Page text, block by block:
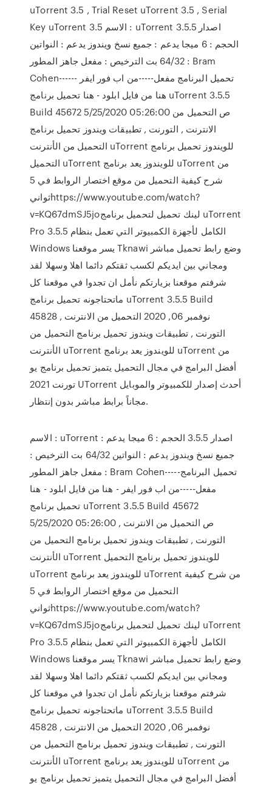
uTorrent 3.5 , Trial Reset uTorrent 3.5 , Serial
Key uTorrent 3.5 الاسم : uTorrent اصدار 3.5.5
الحجم : 6 ميجا يدعم : جميع نسخ ويندوز يدعم : النواتين
64/32 بت الترخيص : مفعل جاهز المطور : Bram
Cohen-----تحميل البرنامج مفعل-----من اب فور ايفر -
هنا من فايل ابلود - هنا تحميل برنامج uTorrent 3.5.5
Build 45672 5/25/2020 05:26:00 ص التحميل من
الانترنت , التورنت , تطبيقات ويندوز تحميل برنامج
التحميل من الأنترنت uTorrent للويندوز تحميل برنامج
التحميل uTorrent للويندوز يعد برنامج uTorrent من
شرح كيفية التحميل من موقع اختصار الروابط في 5
ثوانيhttps://www.youtube.com/watch?
v=KQ67dmSJ5joلينك تحميل لتحميل برنامج uTorrent
Pro 3.5.5 الكامل لأجهزة الكمبيوتر التي تعمل بنظام
Windows يسر موقعنا Tknawi وضع رابط تحميل مباشر
ومجاني بين ايديكم لكسب ثقتكم دائما اهلا وسهلا لقد
شرفتم موقعنا بزيارتكم نأمل ان تجدوا في موقعنا كل
ماتحتاجونه تحميل برنامج uTorrent 3.5.5 Build
45828 نوفمبر 06, 2020 التحميل من الانترنت ,
التورنت , تطبيقات ويندوز تحميل برنامج التحميل من
الأنترنت uTorrent للويندوز يعد برنامج uTorrent من
أفضل البرامج في مجال التحميل يتميز تحميل برنامج يو
تورنت 2021 UTorrent أحدث إصدار للكمبيوتر والموبايل
مجاناً برابط مباشر بدون إنتظار.
الاسم : uTorrent اصدار 3.5.5 الحجم : 6 ميجا يدعم :
جميع نسخ ويندوز يدعم : النواتين 64/32 بت الترخيص :
مفعل جاهز المطور : Bram Cohen-----تحميل البرنامج
مفعل-----من اب فور ايفر - هنا من فايل ابلود - هنا
تحميل برنامج uTorrent 3.5.5 Build 45672
5/25/2020 05:26:00 ص التحميل من الانترنت ,
التورنت , تطبيقات ويندوز تحميل برنامج التحميل من
الأنترنت uTorrent للويندوز تحميل برنامج التحميل
uTorrent للويندوز يعد برنامج uTorrent من شرح كيفية
التحميل من موقع اختصار الروابط في 5
ثوانيhttps://www.youtube.com/watch?
v=KQ67dmSJ5joلينك تحميل لتحميل برنامج uTorrent
Pro 3.5.5 الكامل لأجهزة الكمبيوتر التي تعمل بنظام
Windows يسر موقعنا Tknawi وضع رابط تحميل مباشر
ومجاني بين ايديكم لكسب ثقتكم دائما اهلا وسهلا لقد
شرفتم موقعنا بزيارتكم نأمل ان تجدوا في موقعنا كل
ماتحتاجونه تحميل برنامج uTorrent 3.5.5 Build
45828 نوفمبر 06, 2020 التحميل من الانترنت ,
التورنت , تطبيقات ويندوز تحميل برنامج التحميل من
الأنترنت uTorrent للويندوز يعد برنامج uTorrent من
أفضل البرامج في مجال التحميل يتميز تحميل برنامج يو